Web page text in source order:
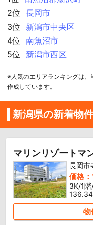
2位
長岡市
3位
新潟市中央区
4位
南魚沼市
5位
新潟市西区
※人気のエリアランキングは、
作成しています。
新潟県の新着物
マリンリゾートマ
長岡市
価格
3K/1
物